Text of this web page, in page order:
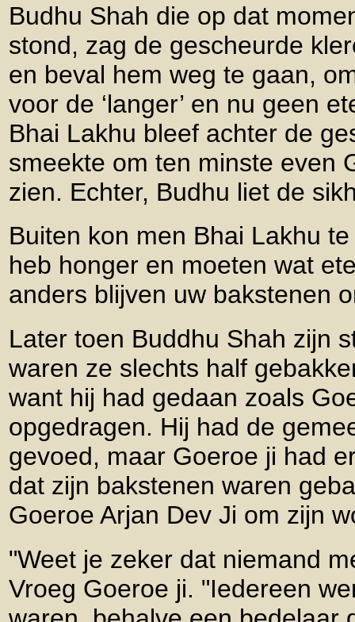
Budhu Shah die op dat
stond, zag de gescheurde
en beval hem weg te gaan,
voor de ‘langer’ en nu geen
Bhai Lakhu bleef achter de
smeekte om ten minste even
zien. Echter, Budhu liet de
Buiten kon men Bhai Lakhu
heb honger en moeten wat
anders blijven uw bakstenen
Later toen Buddhu Shah zijn
waren ze slechts half
want hij had gedaan zoals
opgedragen. Hij had de
gevoed, maar Goeroe ji had
dat zijn bakstenen waren
Goeroe Arjan Dev Ji om zijn
"Weet je zeker dat niemand
Vroeg Goeroe ji. "Iedereen